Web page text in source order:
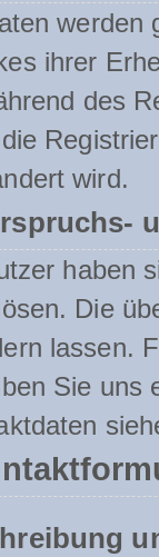
werden
ihrer
des
wird.
haben
Die
lassen.
Sie uns